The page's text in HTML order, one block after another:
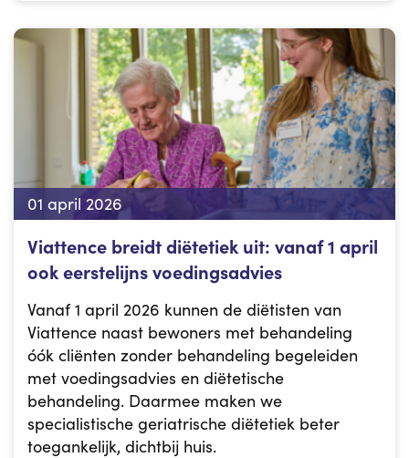
01 april 2026
Viattence breidt diëtetiek uit: vanaf 1 april
ook eerstelijns voedingsadvies
Vanaf 1 april 2026 kunnen de diëtisten van
Viattence naast bewoners met behandeling
óók cliënten zonder behandeling begeleiden
met voedingsadvies en diëtetische
behandeling. Daarmee maken we
specialistische geriatrische diëtetiek beter
toegankelijk, dichtbij huis.